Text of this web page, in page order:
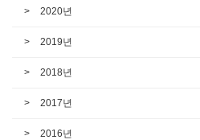
2020년
2019년
2018년
2017년
2016년